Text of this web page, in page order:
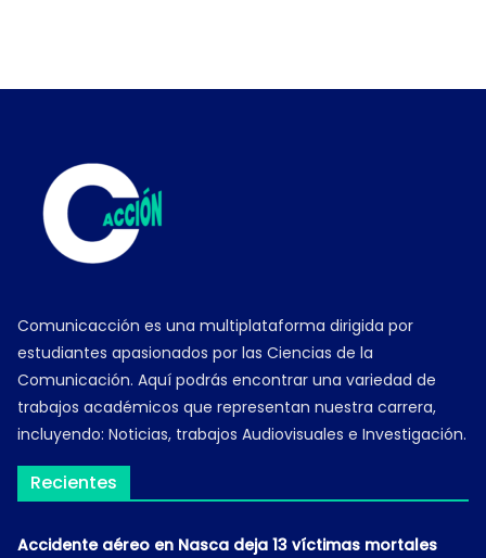
Comunicacción es una multiplataforma dirigida por
estudiantes apasionados por las Ciencias de la
Comunicación. Aquí podrás encontrar una variedad de
trabajos académicos que representan nuestra carrera,
incluyendo: Noticias, trabajos Audiovisuales e Investigación.
Recientes
Accidente aéreo en Nasca deja 13 víctimas mortales